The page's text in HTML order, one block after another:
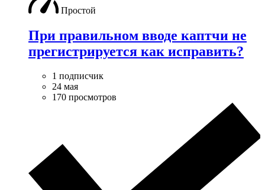
Простой
При правильном вводе каптчи не
прегистрируется как исправить?
1 подписчик
24 мая
170 просмотров